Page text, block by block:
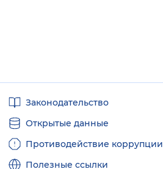
ссылкиЗаконодательство
Открытые данные
Противодействие коррупции
Полезные ссылки